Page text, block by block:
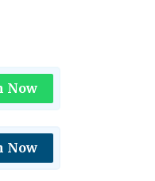
Now
Now